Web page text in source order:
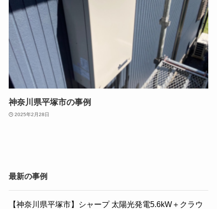
神奈川県平塚市の事例
2025年2月28日
最新の事例
【神奈川県平塚市】シャープ 太陽光発電5.6kW＋クラウ